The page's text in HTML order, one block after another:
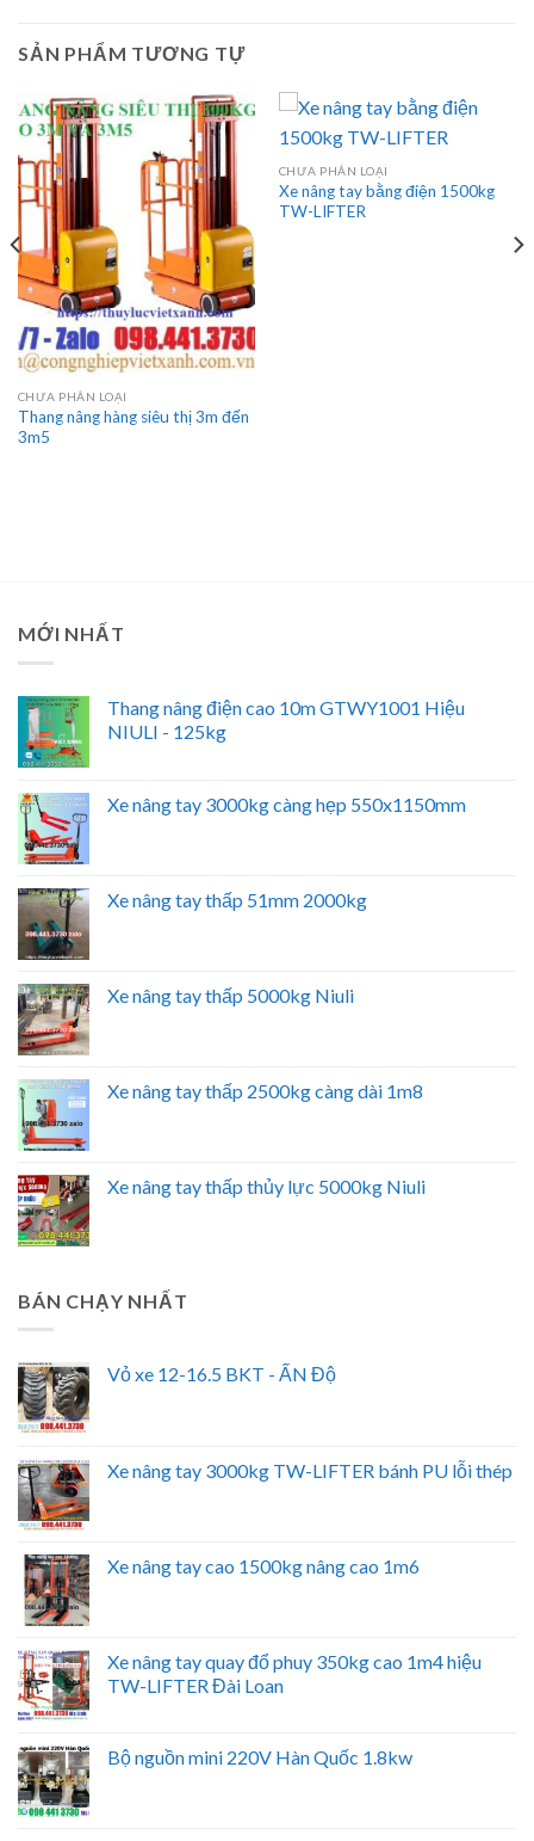
SẢN PHẨM TƯƠNG TỰ
CHƯA PHÂN LOẠI
Thang nâng hàng siêu thị 3m đến
3m5
CHƯA PHÂN LOẠI
Xe nâng tay bằng điện 1500kg
TW-LIFTER
MỚI NHẤT
Thang nâng điện cao 10m GTWY1001 Hiệu
NIULI - 125kg
Xe nâng tay 3000kg càng hẹp 550x1150mm
Xe nâng tay thấp 51mm 2000kg
Xe nâng tay thấp 5000kg Niuli
Xe nâng tay thấp 2500kg càng dài 1m8
Xe nâng tay thấp thủy lực 5000kg Niuli
BÁN CHẠY NHẤT
Vỏ xe 12-16.5 BKT - ẤN Độ
Xe nâng tay 3000kg TW-LIFTER bánh PU lỗi thép
Xe nâng tay cao 1500kg nâng cao 1m6
Xe nâng tay quay đổ phuy 350kg cao 1m4 hiệu
TW-LIFTER Đài Loan
Bộ nguồn mini 220V Hàn Quốc 1.8kw